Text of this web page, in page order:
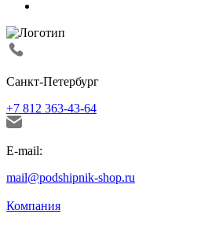
Санкт-Петербург
+7 812 363-43-64
E-mail:
mail@podshipnik-shop.ru
Компания